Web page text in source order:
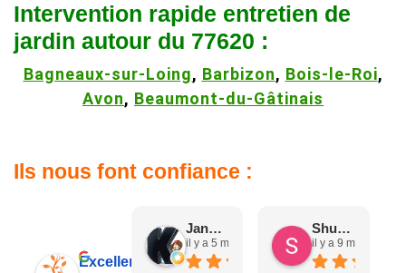
Intervention rapide entretien de
jardin autour du 77620 :
Bagneaux-sur-Loing, Barbizon, Bois-le-Roi,
Avon, Beaumont-du-Gâtinais
Ils nous font confiance :
Excellent
Jane D.
il y a 5 mois
Shuang & Jean K.
il y a 9 mois